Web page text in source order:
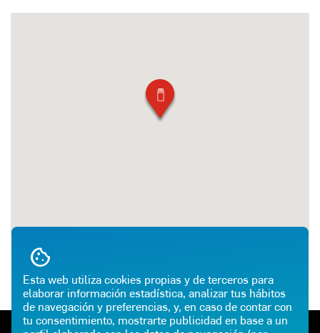
Esta web utiliza cookies propias y de terceros para
elaborar información estadística, analizar tus hábitos
de navegación y preferencias, y, en caso de contar con
tu consentimiento, mostrarte publicidad en base a un